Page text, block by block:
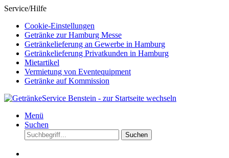
Service/Hilfe
Cookie-Einstellungen
Getränke zur Hamburg Messe
Getränkelieferung an Gewerbe in Hamburg
Getränkelieferung Privatkunden in Hamburg
Mietartikel
Vermietung von Eventequipment
Getränke auf Kommission
Menü
Suchen
Suchen